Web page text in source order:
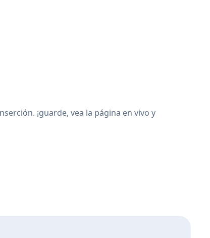
¡guarde, vea la página en vivo y